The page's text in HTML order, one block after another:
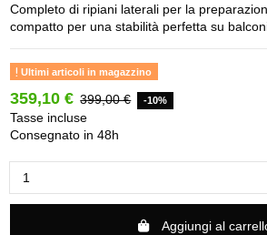
Completo di ripiani laterali per la
compatto per una stabilità perfetta su
Ultimi articoli in magazzino
359,10 € 399,00 € -10%
Tasse incluse
Consegnato in 48h
Aggiungi al